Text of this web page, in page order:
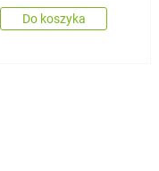
Do koszyka